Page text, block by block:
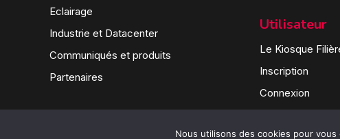
Eclairage
Industrie et Datacenter
Communiqués et produits
Partenaires
Utilisateur
Le Kiosque
Inscription
Connexion
Nous utilisons des cookies pour